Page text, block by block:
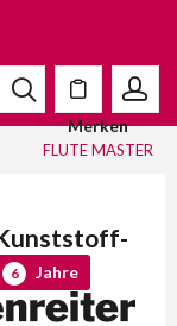
Merken
FLUTE MASTER
6 Jahre